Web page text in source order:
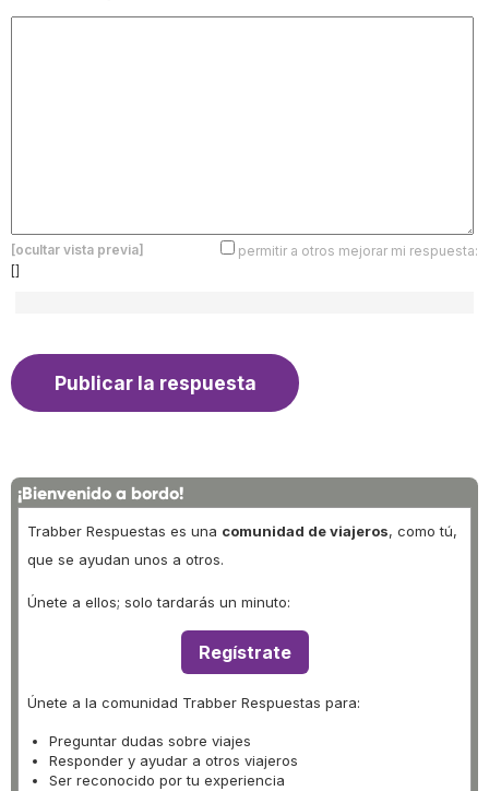
[ocultar vista previa]
permitir a otros mejorar mi respuesta:
[]
¡Bienvenido a bordo!
Trabber Respuestas es una comunidad de viajeros, como tú,
que se ayudan unos a otros.
Únete a ellos; solo tardarás un minuto:
Regístrate
Únete a la comunidad Trabber Respuestas para:
Preguntar dudas sobre viajes
Responder y ayudar a otros viajeros
Ser reconocido por tu experiencia